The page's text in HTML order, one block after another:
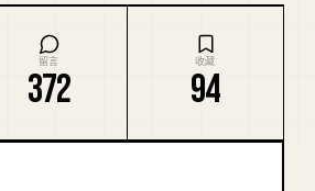
留言
372
收藏
94